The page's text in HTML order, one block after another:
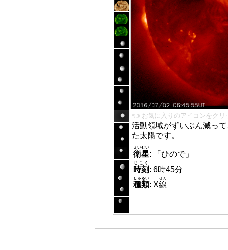
👈 お気に入りのアイコンをクリ
活動領域がずいぶん減っ
た太陽です。
衛星
えいせい
:
「ひので」
時刻
じこく
: 6時45分
種類
しゅるい
: X線
せん